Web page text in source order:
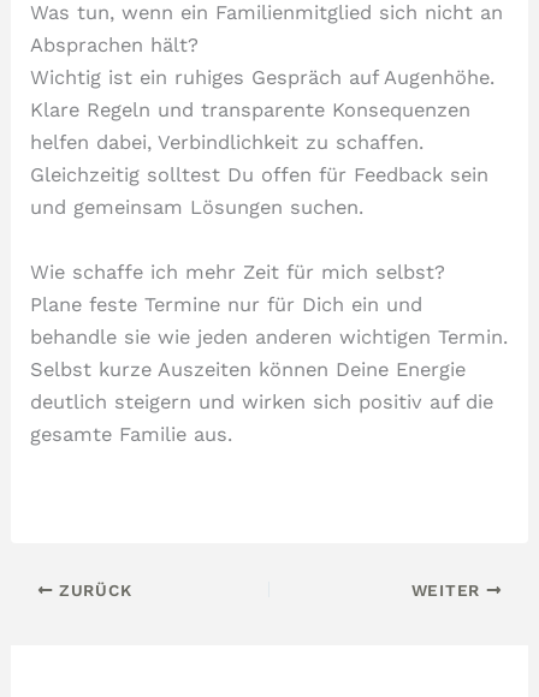
Was tun, wenn ein Familienmitglied sich nicht an
Absprachen hält?
Wichtig ist ein ruhiges Gespräch auf Augenhöhe.
Klare Regeln und transparente Konsequenzen
helfen dabei, Verbindlichkeit zu schaffen.
Gleichzeitig solltest Du offen für Feedback sein
und gemeinsam Lösungen suchen.
Wie schaffe ich mehr Zeit für mich selbst?
Plane feste Termine nur für Dich ein und
behandle sie wie jeden anderen wichtigen Termin.
Selbst kurze Auszeiten können Deine Energie
deutlich steigern und wirken sich positiv auf die
gesamte Familie aus.
ZURÜCK WEITER